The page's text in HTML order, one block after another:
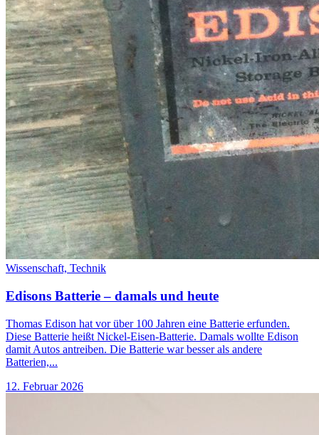
Wissenschaft, Technik
Edisons Batterie – damals und heute
Thomas Edison hat vor über 100 Jahren eine Batterie erfunden.
Diese Batterie heißt Nickel-Eisen-Batterie. Damals wollte Edison
damit Autos antreiben. Die Batterie war besser als andere
Batterien,...
12. Februar 2026